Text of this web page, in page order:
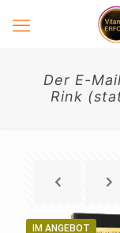
Der E-
Rink
IM ANGEBOT